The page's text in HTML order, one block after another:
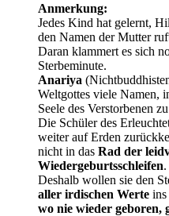
Anmerkung:
Jedes Kind hat gelernt,
den Namen der Mutter
Daran klammert es sich
Sterbeminute.
Anariya
Weltgottes viele Namen,
Seele des Verstorbenen
Die Schüler des
weiter auf Erden
nicht in das Rad der
Wiedergeburtsschleifen.
Deshalb wollen sie den
aller irdischen Werte ins
wo nie wieder geboren,